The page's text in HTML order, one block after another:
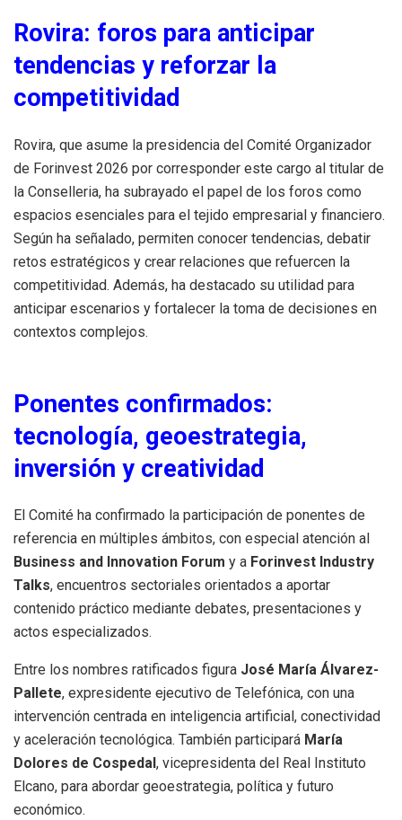
Rovira: foros para anticipar
tendencias y reforzar la
competitividad
Rovira, que asume la presidencia del Comité Organizador
de Forinvest 2026 por corresponder este cargo al titular de
la Conselleria, ha subrayado el papel de los foros como
espacios esenciales para el tejido empresarial y financiero.
Según ha señalado, permiten conocer tendencias, debatir
retos estratégicos y crear relaciones que refuercen la
competitividad. Además, ha destacado su utilidad para
anticipar escenarios y fortalecer la toma de decisiones en
contextos complejos.
Ponentes confirmados:
tecnología, geoestrategia,
inversión y creatividad
El Comité ha confirmado la participación de ponentes de
referencia en múltiples ámbitos, con especial atención al
Business and Innovation Forum y a Forinvest Industry
Talks, encuentros sectoriales orientados a aportar
contenido práctico mediante debates, presentaciones y
actos especializados.
Entre los nombres ratificados figura José María Álvarez-
Pallete, expresidente ejecutivo de Telefónica, con una
intervención centrada en inteligencia artificial, conectividad
y aceleración tecnológica. También participará María
Dolores de Cospedal , vicepresidenta del Real Instituto
Elcano, para abordar geoestrategia, política y futuro
económico.